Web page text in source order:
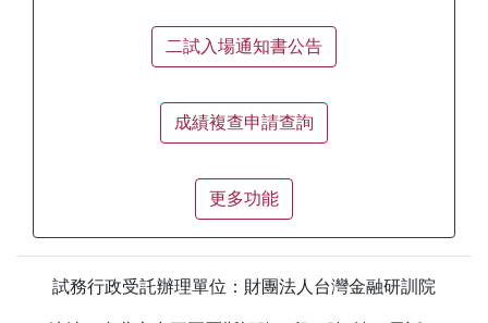
二試入場通知書公告
成績複查申請查詢
更多功能
試務行政受託辦理單位：財團法人台灣金融研訓院